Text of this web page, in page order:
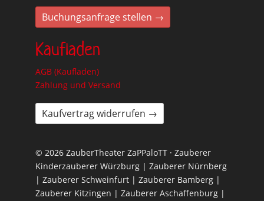
Buchungsanfrage stellen →
Kaufladen
AGB (Kaufladen)
Zahlung und Versand
Kaufvertrag widerrufen →
© 2026 ZauberTheater ZaPPaloTT · Zauberer
Kinderzauberer Würzburg | Zauberer Nürnberg
| Zauberer Schweinfurt | Zauberer Bamberg |
Zauberer Kitzingen | Zauberer Aschaffenburg |